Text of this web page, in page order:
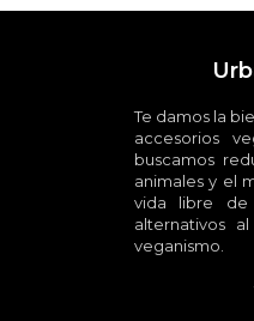
Te damos la
accesorios
buscamos
animales y el
vida libre de
alternativos
veganismo.